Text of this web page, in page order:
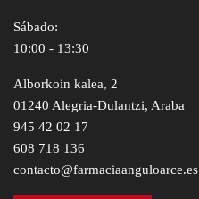
Sábado:
10:00 - 13:30
Alborkoin kalea, 2
01240 Alegria-Dulantzi, Araba
945 42 02 17
608 718 136
contacto@farmaciaanguloarce.es